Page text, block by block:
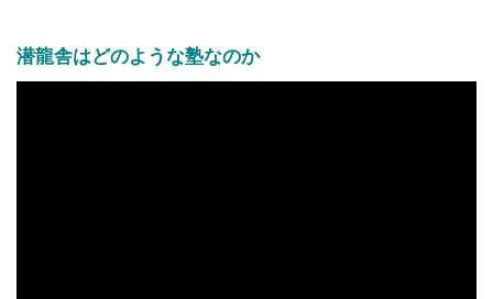
潜龍舎はどのような塾なのか